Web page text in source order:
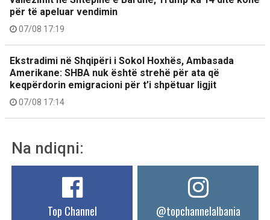
për të apeluar vendimin
07/08 17:19
Ekstradimi në Shqipëri i Sokol Hoxhës, Ambasada
Amerikane: SHBA nuk është strehë për ata që
keqpërdorin emigracioni për t’i shpëtuar ligjit
07/08 17:14
Na ndiqni:
Top Channel @topchannelalbania